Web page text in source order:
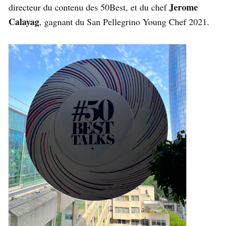
directeur du contenu des 50Best, et du chefJerome
Calayag, gagnant du San Pellegrino Young Chef 2021.